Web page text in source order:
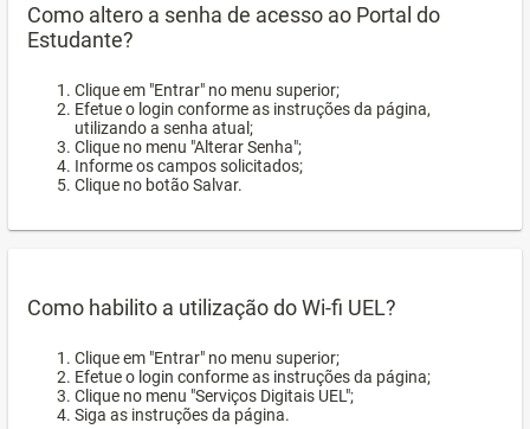
Como altero a senha de acesso ao Portal do
Estudante?
Clique em "Entrar" no menu superior;
Efetue o login conforme as instruções da página,
utilizando a senha atual;
Clique no menu "Alterar Senha";
Informe os campos solicitados;
Clique no botão Salvar.
Como habilito a utilização do Wi-fi UEL?
Clique em "Entrar" no menu superior;
Efetue o login conforme as instruções da página;
Clique no menu "Serviços Digitais UEL";
Siga as instruções da página.